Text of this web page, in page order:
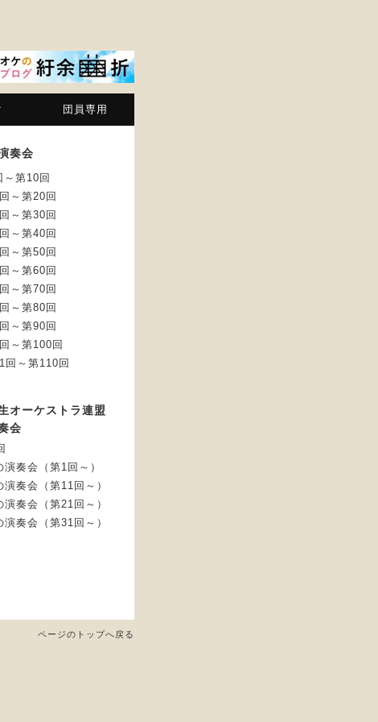
団員専用
奏会
～第10回
～第20回
～第30回
～第40回
～第50回
～第60回
～第70回
～第80回
～第90回
～第100回
回～第110回
オーケストラ連盟
会
演奏会（第1回～）
演奏会（第11回～）
演奏会（第21回～）
演奏会（第31回～）
ページのトップへ戻る